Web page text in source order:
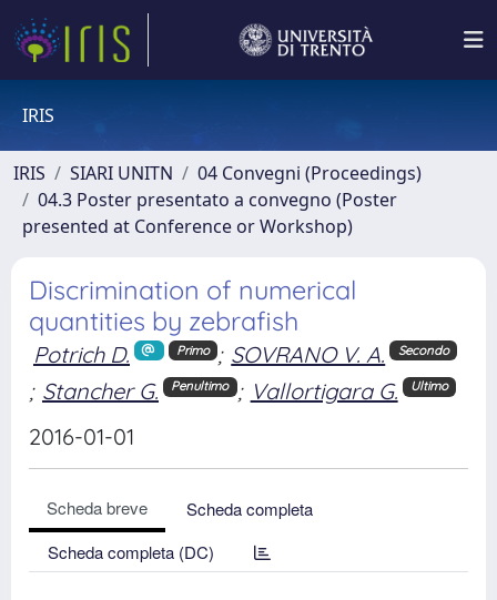
IRIS
IRIS SIARI UNITN
04 Convegni (Proceedings)
04.3 Poster presentato a convegno (Poster
presented at Conference or Workshop)
Discrimination of numerical
quantities by zebrafish
Potrich D. Primo ; SOVRANO V. A. Secondo
; Stancher G. Penultimo ; Vallortigara G. Ultimo
2016-01-01
Scheda breve
Scheda completa
Scheda completa (DC)